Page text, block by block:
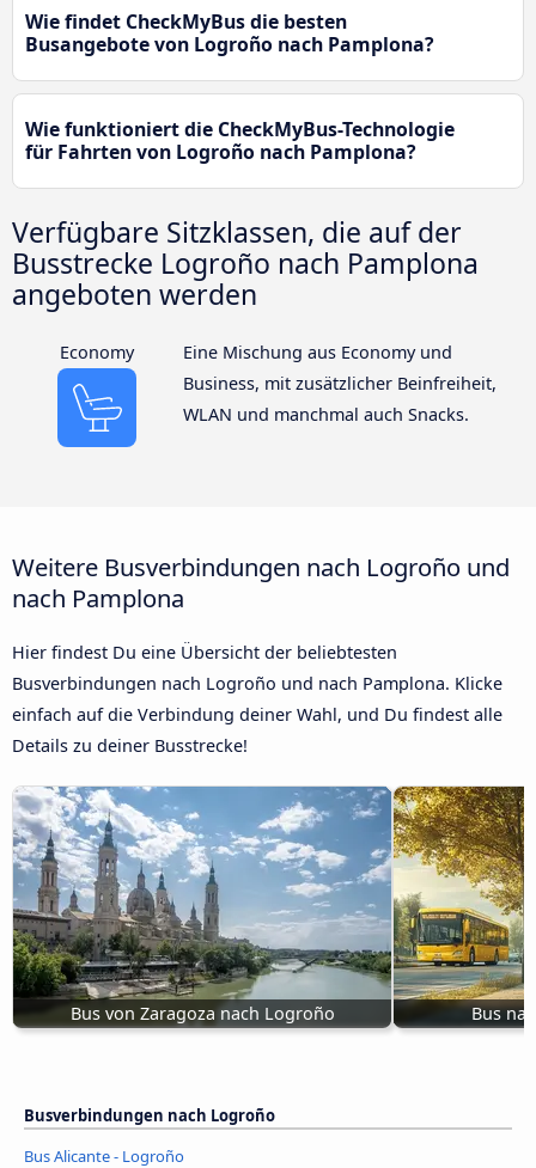
Wie findet CheckMyBus die besten
Busangebote von Logroño nach Pamplona?
Wie funktioniert die CheckMyBus-Technologie
für Fahrten von Logroño nach Pamplona?
Verfügbare Sitzklassen, die auf der
Busstrecke Logroño nach Pamplona
angeboten werden
Economy
Eine Mischung aus Economy und
Business, mit zusätzlicher Beinfreiheit,
WLAN und manchmal auch Snacks.
Weitere Busverbindungen nach Logroño und
nach Pamplona
Hier findest Du eine Übersicht der beliebtesten
Busverbindungen nach Logroño und nach Pamplona. Klicke
einfach auf die Verbindung deiner Wahl, und Du findest alle
Details zu deiner Busstrecke!
Bus von Zaragoza nach Logroño Bus
Busverbindungen nach Logroño
Bus Alicante - Logroño